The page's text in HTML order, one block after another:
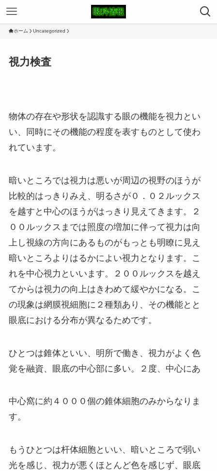
ホーム Uncategorized
視力検査
物体の存在や形状を認識する眼の機能を視力とい
い、同時にその機能の程度を表すものとして使わ
れています。
暗いところでは視力は悪いが周辺の視野のほうが
比較的はっきりみえ、明るさが０．０２ルックス
を越すと中心のほうがはっきり見えてきます。２
００ルックスまでは照度の増加に伴って視力は向
上し視線の方向にあるものがもっとも明瞭に見え
暗いところよりはるかによい視力となります。こ
れを中心視力といいます。２００ルックスを越え
てからは視力の向上はきわめて緩やかになる。こ
の現象は網膜視細胞に２種類あり、その機能とと
眼底における分布が異なるためです。
ひとつは錐体といい、明所で働き、視力がよく色
覚を融資、眼底の中心部に多い。２度、中心にあ
中心窩に約４０００個の錐体細胞のみからなりま
す。
もうひとつは杆体細胞といい、暗いところで弱い
光を感じ、視力が悪くほとんど色を感じず、眼底